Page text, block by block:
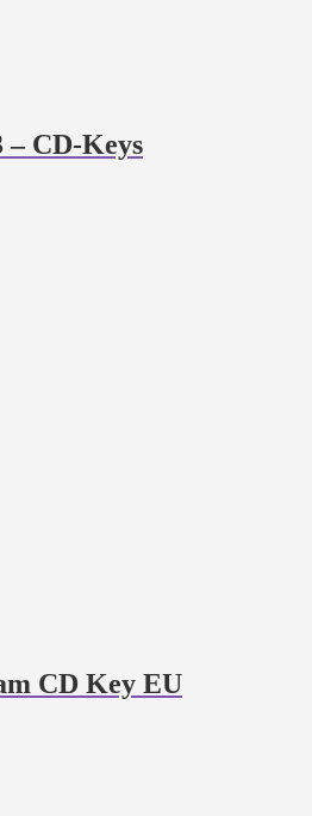
– CD-Keys
CD Key EU